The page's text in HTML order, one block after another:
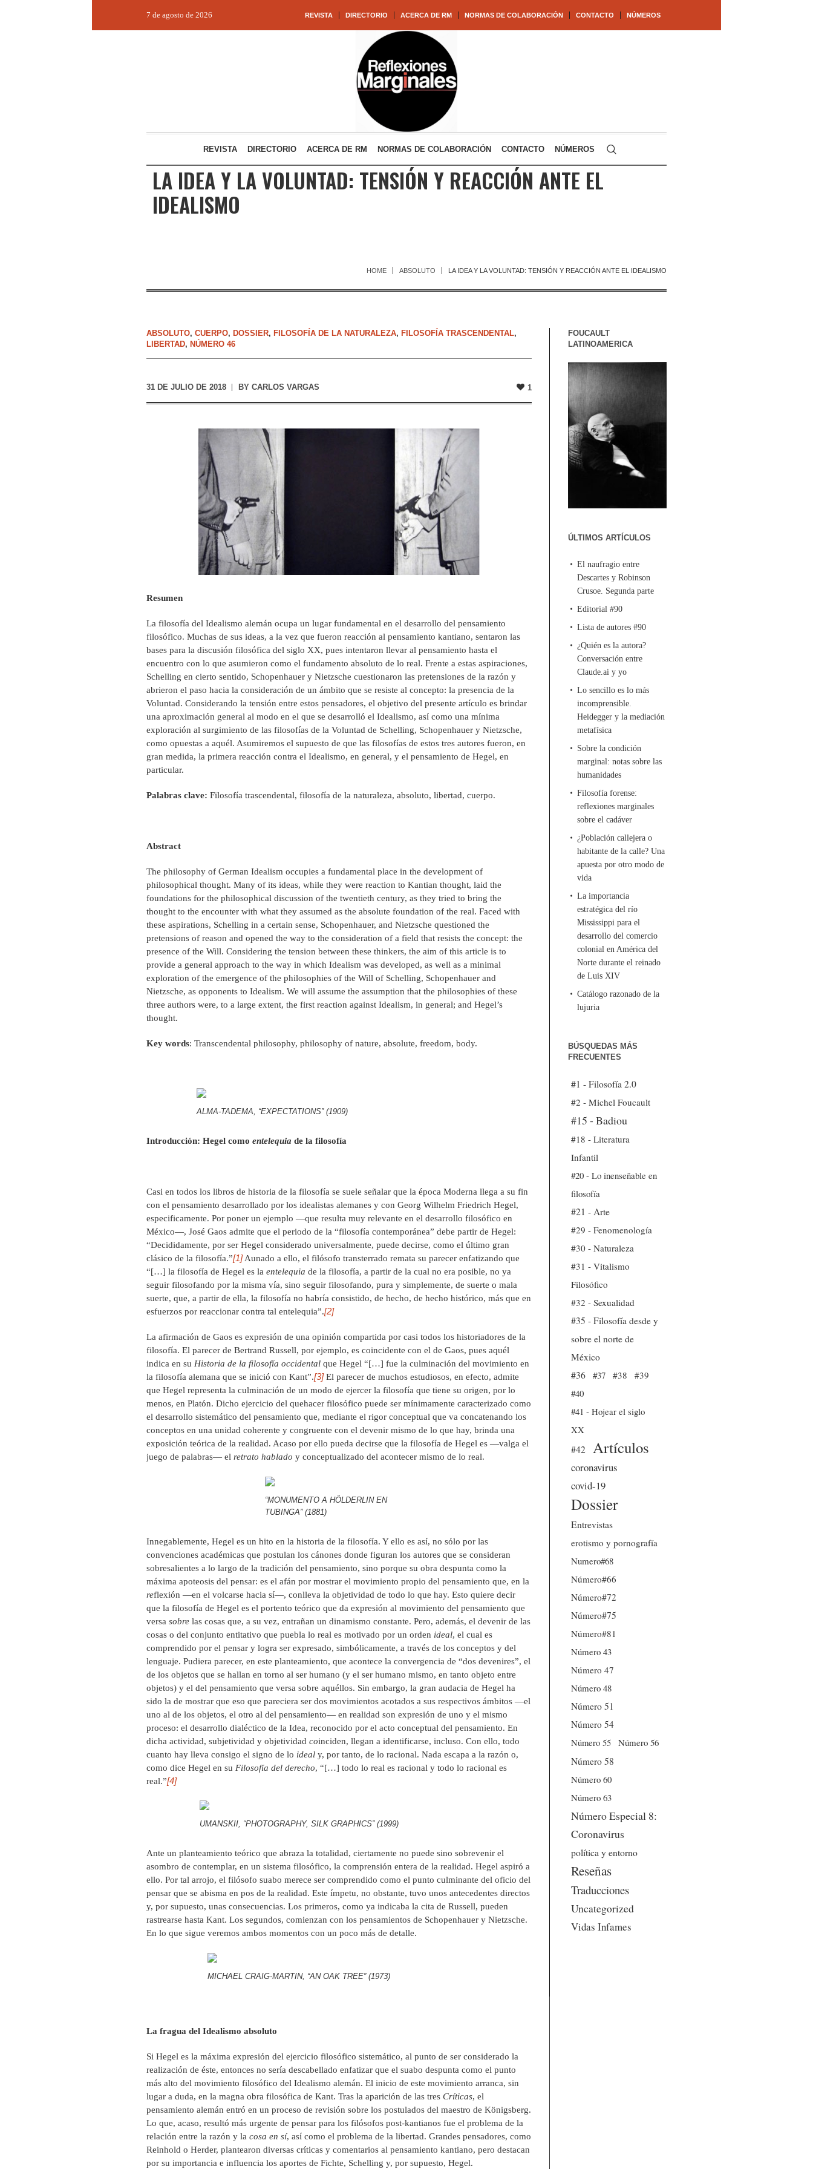
REVISTA DIRECTORIO ACERCA DE RM NORMAS DE COLABORACIÓN CONTACTO NÚMEROS
7 de agosto de 2026
REVISTA DIRECTORIO ACERCA DE RM NORMAS DE COLABORACIÓN CONTACTO NÚMEROS
LA IDEA Y LA VOLUNTAD: TENSIÓN Y REACCIÓN ANTE EL
IDEALISMO
HOME ABSOLUTO LA IDEA Y LA VOLUNTAD: TENSIÓN Y REACCIÓN ANTE EL IDEALISMO
ABSOLUTO, CUERPO, DOSSIER, FILOSOFÍA DE LA NATURALEZA, FILOSOFÍA TRASCENDENTAL,
LIBERTAD, NÚMERO 46
31 DE JULIO DE 2018 BY CARLOS VARGAS 1
Resumen
La filosofía del Idealismo alemán ocupa un lugar fundamental en el desarrollo del pensamiento
filosófico. Muchas de sus ideas, a la vez que fueron reacción al pensamiento kantiano, sentaron las
bases para la discusión filosófica del siglo XX, pues intentaron llevar al pensamiento hasta el
encuentro con lo que asumieron como el fundamento absoluto de lo real. Frente a estas aspiraciones,
Schelling en cierto sentido, Schopenhauer y Nietzsche cuestionaron las pretensiones de la razón y
abrieron el paso hacia la consideración de un ámbito que se resiste al concepto: la presencia de la
Voluntad. Considerando la tensión entre estos pensadores, el objetivo del presente artículo es brindar
una aproximación general al modo en el que se desarrolló el Idealismo, así como una mínima
exploración al surgimiento de las filosofías de la Voluntad de Schelling, Schopenhauer y Nietzsche,
como opuestas a aquél. Asumiremos el supuesto de que las filosofías de estos tres autores fueron, en
gran medida, la primera reacción contra el Idealismo, en general, y el pensamiento de Hegel, en
particular.
Palabras clave: Filosofía trascendental, filosofía de la naturaleza, absoluto, libertad, cuerpo.
Abstract
The philosophy of German Idealism occupies a fundamental place in the development of
philosophical thought. Many of its ideas, while they were reaction to Kantian thought, laid the
foundations for the philosophical discussion of the twentieth century, as they tried to bring the
thought to the encounter with what they assumed as the absolute foundation of the real. Faced with
these aspirations, Schelling in a certain sense, Schopenhauer, and Nietzsche questioned the
pretensions of reason and opened the way to the consideration of a field that resists the concept: the
presence of the Will. Considering the tension between these thinkers, the aim of this article is to
provide a general approach to the way in which Idealism was developed, as well as a minimal
exploration of the emergence of the philosophies of the Will of Schelling, Schopenhauer and
Nietzsche, as opponents to Idealism. We will assume the assumption that the philosophies of these
three authors were, to a large extent, the first reaction against Idealism, in general; and Hegel’s
thought.
Key words: Transcendental philosophy, philosophy of nature, absolute, freedom, body.
ALMA-TADEMA, “EXPECTATIONS” (1909)
Introducción: Hegel como entelequia de la filosofía
Casi en todos los libros de historia de la filosofía se suele señalar que la época Moderna llega a su fin
con el pensamiento desarrollado por los idealistas alemanes y con Georg Wilhelm Friedrich Hegel,
especificamente. Por poner un ejemplo —que resulta muy relevante en el desarrollo filosófico en
México—, José Gaos admite que el periodo de la “filosofía contemporánea” debe partir de Hegel:
“Decididamente, por ser Hegel considerado universalmente, puede decirse, como el último gran
clásico de la filosofía.”[1]Aunado a ello, el filósofo transterrado remata su parecer enfatizando que
“[…] la filosofía de Hegel es la entelequia de la filosofía, a partir de la cual no era posible, no ya
seguir filosofando por la misma vía, sino seguir filosofando, pura y simplemente, de suerte o mala
suerte, que, a partir de ella, la filosofía no habría consistido, de hecho, de hecho histórico, más que en
esfuerzos por reaccionar contra tal entelequia”.[2]
La afirmación de Gaos es expresión de una opinión compartida por casi todos los historiadores de la
filosofía. El parecer de Bertrand Russell, por ejemplo, es coincidente con el de Gaos, pues aquél
indica en su Historia de la filosofía occidental que Hegel “[…] fue la culminación del movimiento en
la filosofía alemana que se inició con Kant”.[3]El parecer de muchos estudiosos, en efecto, admite
que Hegel representa la culminación de un modo de ejercer la filosofía que tiene su origen, por lo
menos, en Platón. Dicho ejercicio del quehacer filosófico puede ser mínimamente caracterizado como
el desarrollo sistemático del pensamiento que, mediante el rigor conceptual que va concatenando los
conceptos en una unidad coherente y congruente con el devenir mismo de lo que hay, brinda una
exposición teórica de la realidad. Acaso por ello pueda decirse que la filosofía de Hegel es —valga el
juego de palabras— el retrato hablado y conceptualizado del acontecer mismo de lo real.
“MONUMENTO A HÖLDERLIN EN
TUBINGA” (1881)
Innegablemente, Hegel es un hito en la historia de la filosofía. Y ello es así, no sólo por las
convenciones académicas que postulan los cánones donde figuran los autores que se consideran
sobresalientes a lo largo de la tradición del pensamiento, sino porque su obra despunta como la
máxima apoteosis del pensar: es el afán por mostrar el movimiento propio del pensamiento que, en la
reflexión —en el volcarse hacia sí—, conlleva la objetividad de todo lo que hay. Esto quiere decir
que la filosofía de Hegel es el portento teórico que da expresión al movimiento del pensamiento que
versa sobre las cosas que, a su vez, entrañan un dinamismo constante. Pero, además, el devenir de las
cosas o del conjunto entitativo que puebla lo real es motivado por un orden ideal, el cual es
comprendido por el pensar y logra ser expresado, simbólicamente, a través de los conceptos y del
lenguaje. Pudiera parecer, en este planteamiento, que acontece la convergencia de “dos devenires”, el
de los objetos que se hallan en torno al ser humano (y el ser humano mismo, en tanto objeto entre
objetos) y el del pensamiento que versa sobre aquéllos. Sin embargo, la gran audacia de Hegel ha
sido la de mostrar que eso que pareciera ser dos movimientos acotados a sus respectivos ámbitos —el
uno al de los objetos, el otro al del pensamiento— en realidad son expresión de uno y el mismo
proceso: el desarrollo dialéctico de la Idea, reconocido por el acto conceptual del pensamiento. En
dicha actividad, subjetividad y objetividad coinciden, llegan a identificarse, incluso. Con ello, todo
cuanto hay lleva consigo el signo de lo ideal y, por tanto, de lo racional. Nada escapa a la razón o,
como dice Hegel en su Filosofía del derecho, “[…] todo lo real es racional y todo lo racional es
real.”[4]
UMANSKII, “PHOTOGRAPHY, SILK GRAPHICS” (1999)
Ante un planteamiento teórico que abraza la totalidad, ciertamente no puede sino sobrevenir el
asombro de contemplar, en un sistema filosófico, la comprensión entera de la realidad. Hegel aspiró a
ello. Por tal arrojo, el filósofo suabo merece ser comprendido como el punto culminante del oficio del
pensar que se abisma en pos de la realidad. Este ímpetu, no obstante, tuvo unos antecedentes directos
y, por supuesto, unas consecuencias. Los primeros, como ya indicaba la cita de Russell, pueden
rastrearse hasta Kant. Los segundos, comienzan con los pensamientos de Schopenhauer y Nietzsche.
En lo que sigue veremos ambos momentos con un poco más de detalle.
MICHAEL CRAIG-MARTIN, “AN OAK TREE” (1973)
La fragua del Idealismo absoluto
Si Hegel es la máxima expresión del ejercicio filosófico sistemático, al punto de ser considerado la
realización de éste, entonces no sería descabellado enfatizar que el suabo despunta como el punto
más alto del movimiento filosófico del Idealismo alemán. El inicio de este movimiento arranca, sin
lugar a duda, en la magna obra filosófica de Kant. Tras la aparición de las tres Críticas, el
pensamiento alemán entró en un proceso de revisión sobre los postulados del maestro de Königsberg.
Lo que, acaso, resultó más urgente de pensar para los filósofos post-kantianos fue el problema de la
relación entre la razón y la cosa en sí, así como el problema de la libertad. Grandes pensadores, como
Reinhold o Herder, plantearon diversas críticas y comentarios al pensamiento kantiano, pero destacan
por su importancia e influencia los aportes de Fichte, Schelling y, por supuesto, Hegel.
FOUCAULT
LATINOAMERICA
ÚLTIMOS ARTÍCULOS
El naufragio entre
Descartes y Robinson
Crusoe. Segunda parte
Editorial #90
Lista de autores #90
¿Quién es la autora?
Conversación entre
Claude.ai y yo
Lo sencillo es lo más
incomprensible.
Heidegger y la mediación
metafísica
Sobre la condición
marginal: notas sobre las
humanidades
Filosofía forense:
reflexiones marginales
sobre el cadáver
¿Población callejera o
habitante de la calle? Una
apuesta por otro modo de
vida
La importancia
estratégica del río
Mississippi para el
desarrollo del comercio
colonial en América del
Norte durante el reinado
de Luis XIV
Catálogo razonado de la
lujuria
BÚSQUEDAS MÁS
FRECUENTES
#1 - Filosofía 2.0
#2 - Michel Foucault
#15 - Badiou
#18 - Literatura
Infantil
#20 - Lo inenseñable en
filosofía
#21 - Arte
#29 - Fenomenología
#30 - Naturaleza
#31 - Vitalismo
Filosófico
#32 - Sexualidad
#35 - Filosofía desde y
sobre el norte de
México
#36
#37 #38
#39
#40
#41 - Hojear el siglo
XX
#42
Artículos
coronavirus
covid-19
Dossier
Entrevistas
erotismo y pornografía
Numero#68
Número#66
Número#72
Número#75
Número#81
Número 43
Número 47
Número 48
Número 51
Número 54
Número 55
Número 56
Número 58
Número 60
Número 63
Número Especial 8:
Coronavirus
política y entorno
Reseñas
Traducciones
Uncategorized
Vidas Infames